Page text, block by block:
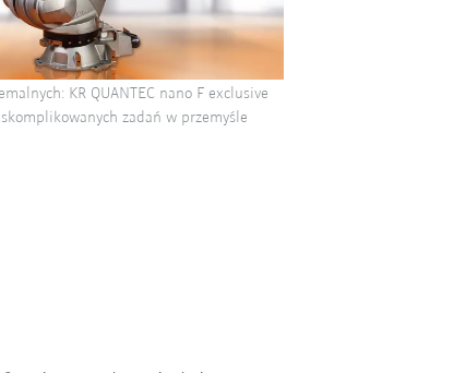
KR QUANTEC nano F exclusive
zadań w przemyśle